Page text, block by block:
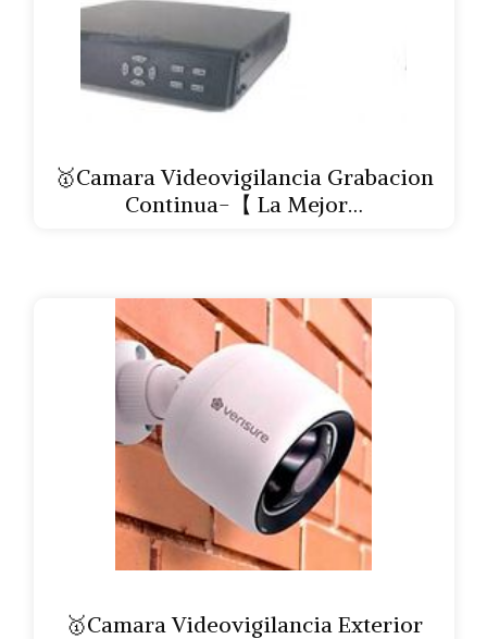
🥇Camara Videovigilancia Grabacion
Continua-【 La Mejor…
🥇Camara Videovigilancia Exterior